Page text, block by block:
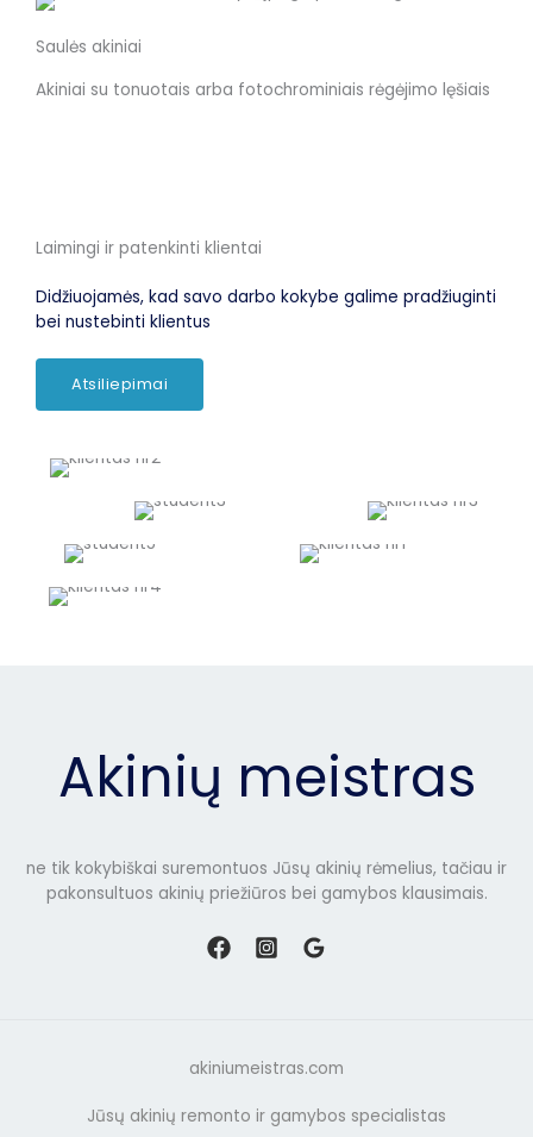
Saulės akiniai
Akiniai su tonuotais arba fotochrominiais rėgėjimo lęšiais
Laimingi ir patenkinti klientai
Didžiuojamės, kad savo darbo kokybe galime pradžiuginti
bei nustebinti klientus
Atsiliepimai
Akinių meistras
ne tik kokybiškai suremontuos Jūsų akinių rėmelius, tačiau ir
pakonsultuos akinių priežiūros bei gamybos klausimais.
akiniumeistras.com
Jūsų akinių remonto ir gamybos specialistas